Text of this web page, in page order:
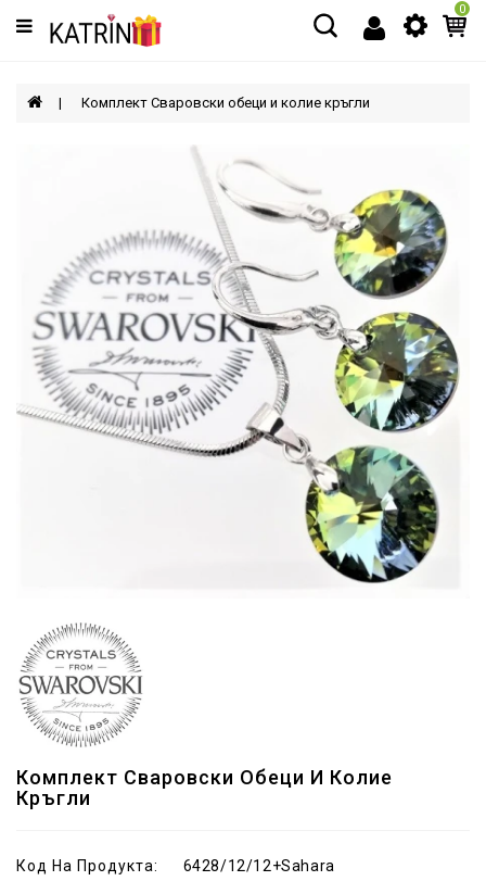
Категории
МЪЖЕ
АКСЕСОАРИ
0
Комплект Сваровски обеци и колие кръгли
Комплект Сваровски Обеци И Колие
Кръгли
Код На Продукта:
6428/12/12+Sahara